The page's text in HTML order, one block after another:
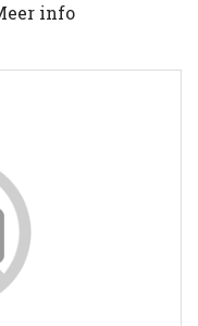
info